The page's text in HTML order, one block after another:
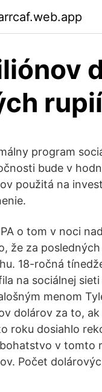
rupií
program
bude v
použitá na
o tom v noci
že za
18-ročná
na sociálnej
menom
dolárov za to,
roku dosiahlo
v tomto
Počet